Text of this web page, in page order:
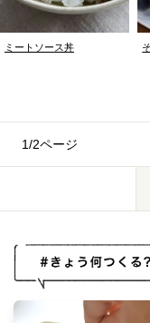
ミートソース丼
1/2ページ